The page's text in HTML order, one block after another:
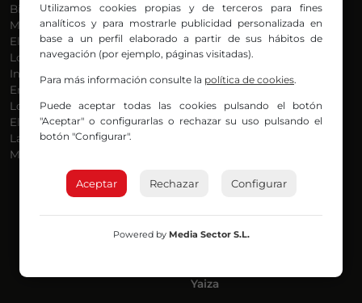
Bilbosport
Más Música
El Madrugador
Lo Más Nuevo
Informativos
En Ruta
Locos por la Música
El Supermadrugador
La Mañana de Radio Nervión
Más Madrugada
Agurtzane
Belén Ollero
Dani
Eduardo
Eva Argote
Endika
Iker
Iñigo
Joseba
Mar y Cielo
Miguel Ángel
Yaiza
Utilizamos cookies propias y de terceros para fines
analíticos y para mostrarle publicidad personalizada en
base a un perfil elaborado a partir de sus hábitos de
navegación (por ejemplo, páginas visitadas).
Para más información consulte la política de cookies.
Puede aceptar todas las cookies pulsando el botón
"Aceptar" o configurarlas o rechazar su uso pulsando el
botón "Configurar".
Aceptar Rechazar Configurar
Powered by Media Sector S.L.